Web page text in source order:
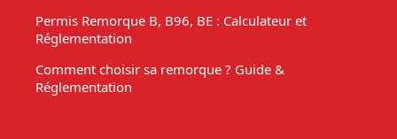
Permis Remorque B, B96, BE : Calculateur et
Réglementation
Comment choisir sa remorque ? Guide &
Réglementation